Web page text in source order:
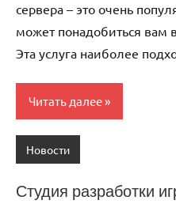
сервера – это очень
может понадобиться вам
Эта услуга наиболее
Читать далее
Новости
Студия разработки